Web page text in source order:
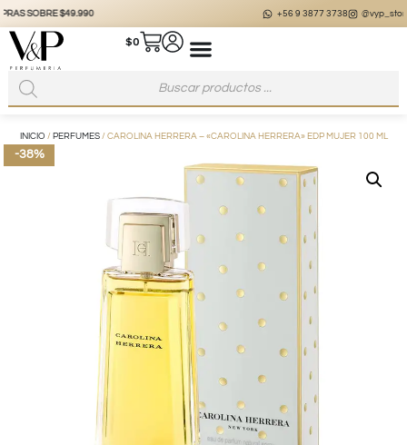
vypstore.cl
$0
INICIO / PERFUMES/ CAROLINA HERRERA – «CAROLINA HERRERA» EDP MUJER 100 ML
-38%